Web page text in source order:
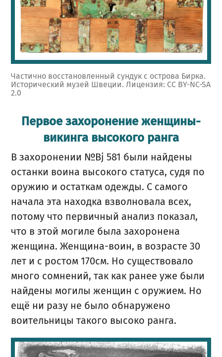
Частично восстановленный сундук с острова Бирка.
Исторический музей Швеции. Лицензия: CC BY-NC-SA
2.0
Первое захоронение женщины-
викинга высокого ранга
В захоронении №Bj 581 были найдены
останки воина высокого статуса, судя по
оружию и остаткам одежды. С самого
начала эта находка взволновала всех,
потому что первичный анализ показал,
что в этой могиле была захоронена
женщина. Женщина-воин, в возрасте 30
лет и с ростом 170см. Но существовало
много сомнений, так как ранее уже были
найдены могилы женщин с оружием. Но
ещё ни разу не было обнаружено
воительницы такого высоко ранга.